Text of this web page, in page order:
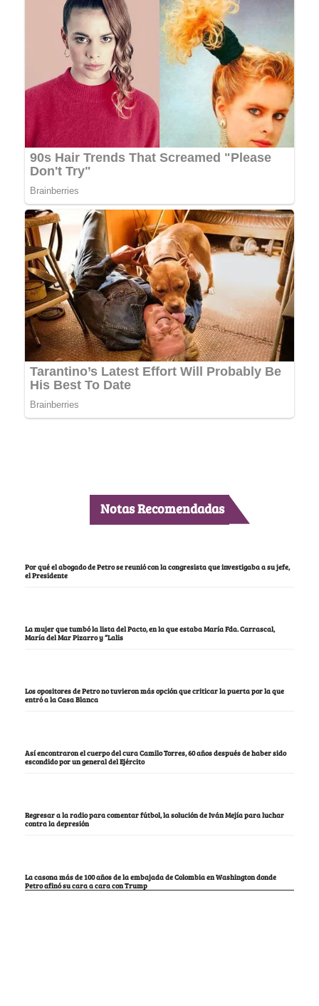
Notas Recomendadas
Por qué el abogado de Petro se reunió con la congresista que investigaba a su jefe,
el Presidente
La mujer que tumbó la lista del Pacto, en la que estaba María Fda. Carrascal,
María del Mar Pizarro y “Lalis
Los opositores de Petro no tuvieron más opción que criticar la puerta por la que
entró a la Casa Blanca
Así encontraron el cuerpo del cura Camilo Torres, 60 años después de haber sido
escondido por un general del Ejército
Regresar a la radio para comentar fútbol, la solución de Iván Mejía para luchar
contra la depresión
La casona más de 100 años de la embajada de Colombia en Washington donde
Petro afinó su cara a cara con Trump